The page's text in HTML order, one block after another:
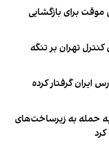
برای بازگشایی
تهران بر تنگه
ایران گرفتار کرده
به حمله به زیرساخت‌های